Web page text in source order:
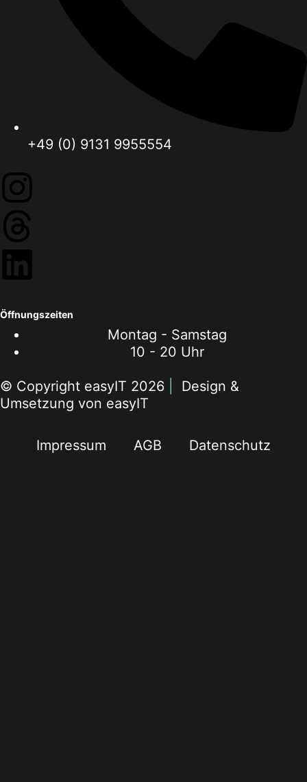
+49 (0) 9131 9955554
Öffnungszeiten
Montag - Samstag
10 - 20 Uhr
© Copyright easyIT 2026
Design &
Umsetzung von easyIT
Impressum AGB Datenschutz